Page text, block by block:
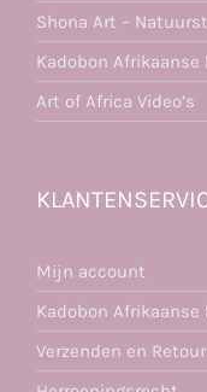
Shona Art –
Kadobon Afrikaanse
Art of Africa Video’s
Mijn account
Kadobon Afrikaanse
Verzenden en